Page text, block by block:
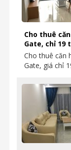
Cho thuê
Gate, chỉ 19
Cho thuê căn
Gate, giá chỉ